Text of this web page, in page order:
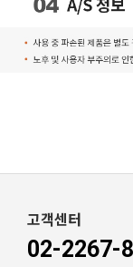
고객센터
02-2267-